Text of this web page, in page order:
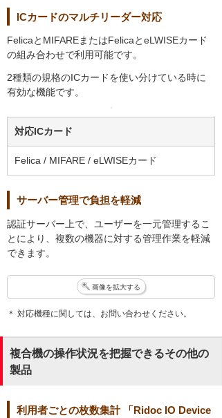
ICカードのマルチリーダー対応
FelicaとMIFAREまたはFelicaとeLWISEカード
の組み合わせで利用可能です。
2種類の規格のICカードを使い分けている時に
有効な機能です。
対応ICカード
Felica / MIFARE / eLWISEカード
サーバー管理で負担を軽減
認証サーバー上で、ユーザーを一元管理するこ
とにより、複数の機器に対する管理作業を軽減
できます。
画像を拡大する
＊ 対応機種に関しては、お問い合わせください。
複合機の操作状況を把握できるその他の
製品
利用者ごとの枚数集計 「Ridoc IO Device